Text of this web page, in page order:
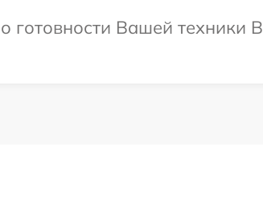
готовности Вашей техники